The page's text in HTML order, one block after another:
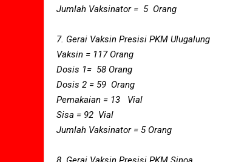
Jumlah Vaksinator = 5 Orang
7. Gerai Vaksin Presisi PKM Ulugalung
Vaksin = 117 Orang
Dosis 1= 58 Orang
Dosis 2 = 59 Orang
Pemakaian = 13 Vial
Sisa = 92 Vial
Jumlah Vaksinator = 5 Orang